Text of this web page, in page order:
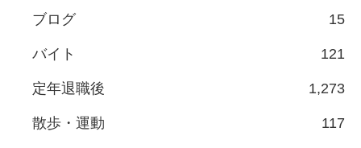
ブログ 15
バイト 121
定年退職後 1,273
散歩・運動 117